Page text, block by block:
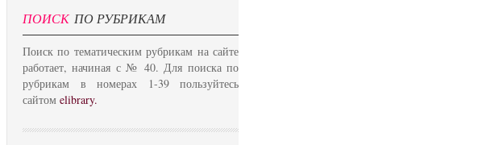
ПОИСК ПО РУБРИКАМ
Поиск по тематическим рубрикам на сайте
работает, начиная с № 40. Для поиска по
рубрикам в номерах 1-39 пользуйтесь
сайтом elibrary.